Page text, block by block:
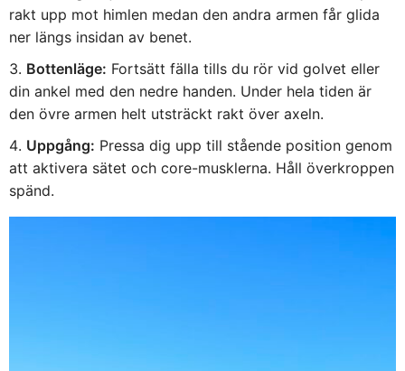
rakt upp mot himlen medan den andra armen får glida
ner längs insidan av benet.
Bottenläge: Fortsätt fälla tills du rör vid golvet eller
din ankel med den nedre handen. Under hela tiden är
den övre armen helt utsträckt rakt över axeln.
Uppgång: Pressa dig upp till stående position genom
att aktivera sätet och core-musklerna. Håll överkroppen
spänd.